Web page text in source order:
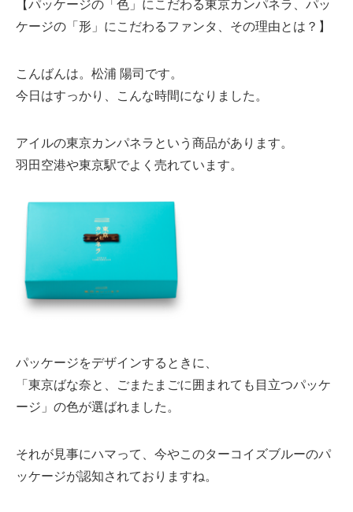
ケージの「形」にこだわるファンタ、その理由とは？】
こんばんは。松浦 陽司です。
今日はすっかり、こんな時間になりました。
アイルの東京カンパネラという商品があります。
羽田空港や東京駅でよく売れています。
パッケージをデザインするときに、
「東京ばな奈と、ごまたまごに囲まれても目立つパッケ
ージ」の色が選ばれました。
それが見事にハマって、今やこのターコイズブルーのパ
ッケージが認知されておりますね。